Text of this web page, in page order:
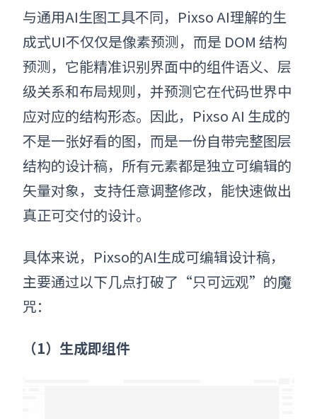
与通用AI生图工具不同，Pixso AI理解的生
成式UI不仅仅是像素预测，而是 DOM 结构
预测，它能精准识别界面中的组件语义、层
级关系和布局规则，并预测它在代码世界中
应对应的结构形态。因此，Pixso AI 生成的
不是一张好看的图，而是一份自带完整图层
结构的设计稿，所有元素都是独立可编辑的
矢量对象，支持任意调整修改，能快速做出
真正可交付的设计。
具体来说，Pixso的AI生成可编辑设计稿，
主要通过以下几点打破了“只可远观”的魔
咒：
（1）生成即组件